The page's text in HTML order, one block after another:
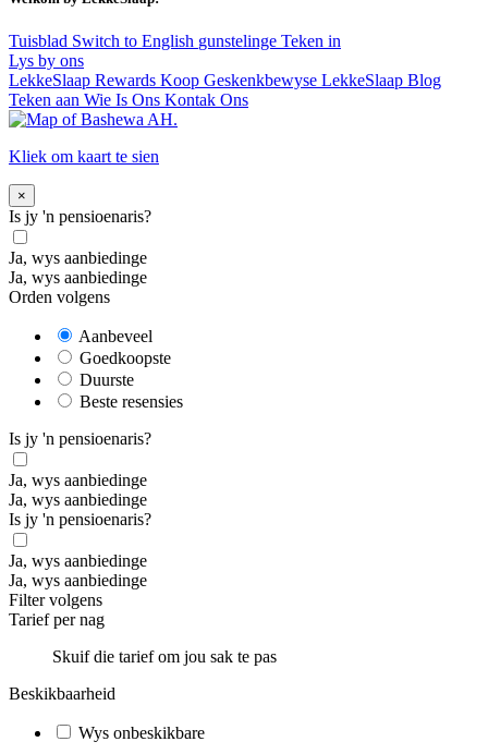
Tuisblad Switch to English gunstelinge Teken in
Lys by ons
LekkeSlaap Rewards Koop Geskenkbewyse LekkeSlaap Blog
Teken aan Wie Is Ons Kontak Ons
Kliek om kaart te sien
×
Is jy 'n pensioenaris?
Ja, wys aanbiedinge
Ja, wys aanbiedinge
Orden volgens
Aanbeveel
Goedkoopste
Duurste
Beste resensies
Is jy 'n pensioenaris?
Ja, wys aanbiedinge
Ja, wys aanbiedinge
Is jy 'n pensioenaris?
Ja, wys aanbiedinge
Ja, wys aanbiedinge
Filter volgens
Tarief per nag
Skuif die tarief om jou sak te pas
Beskikbaarheid
Wys onbeskikbare